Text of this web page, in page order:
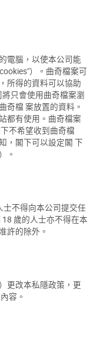
電腦，以使本公司能
）。曲奇檔案可
所得的資料可以協助
只會使用曲奇檔案瀏
奇檔 案放置的資料。
都有使用。曲奇檔案
不希望收到曲奇檔
，閣下可以設定閣 下
。
士不得向本公司提交任
歲的人士亦不得在本
許的除外。
更改本私隱政策，更
容。